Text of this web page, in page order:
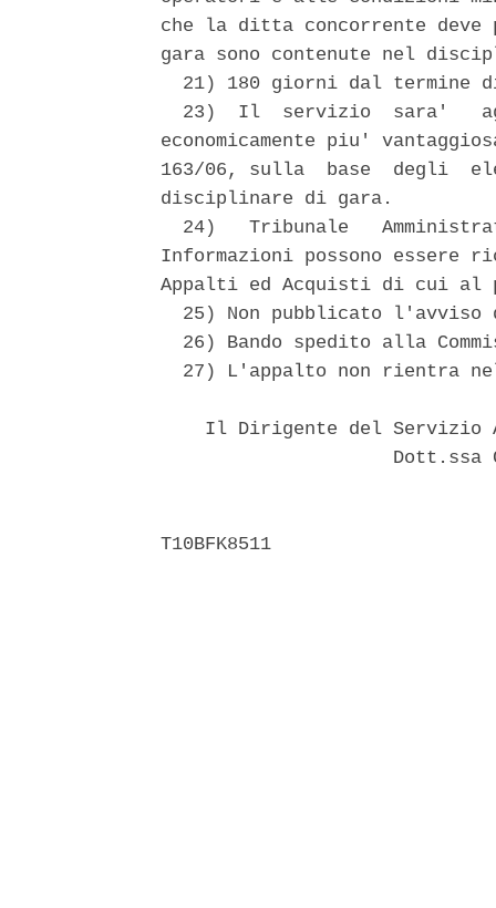
che la ditta concorrente
gara sono contenute nel
21) 180 giorni dal termine
23)  Il  servizio  sara'
economicamente piu'
163/06, sulla  base  degli
disciplinare di gara.
24)   Tribunale
Informazioni possono
Appalti ed Acquisti di cui al
25) Non pubblicato
26) Bando spedito alla
27) L'appalto non rientra
Il Dirigente del